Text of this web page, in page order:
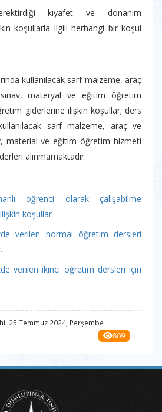
kıyafet ve donanım
koşullarla ilgili herhangi bir koşul
kullanılacak sarf malzeme, araç
materyal ve eğitim öğretim
giderlerine ilişkin koşullar; ders
sarf malzeme, araç ve
material ve eğitim öğretim hizmeti
alınmamaktadır.
öğrenci olarak çalışabilme
koşullar
verilen normal öğretim dersleri
verilen ikinci öğretim dersleri için
25 Temmuz 2024, Perşembe
869